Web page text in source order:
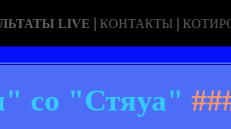
LIVE | КОНТАКТЫ |
со "Стяуа"